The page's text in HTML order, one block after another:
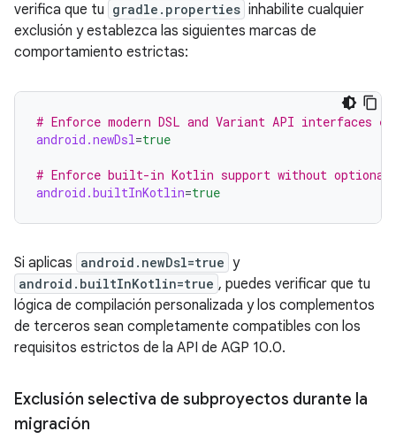
verifica que tu gradle.properties inhabilite cualquier
exclusión y establezca las siguientes marcas de
comportamiento estrictas:
# Enforce modern DSL and Variant API interfaces
android.newDsl=true
# Enforce built-in Kotlin support without optional
android.builtInKotlin=true
Si aplicas android.newDsl=true y
android.builtInKotlin=true , puedes verificar que tu
lógica de compilación personalizada y los complementos
de terceros sean completamente compatibles con los
requisitos estrictos de la API de AGP 10.0.
Exclusión selectiva de subproyectos durante la
migración